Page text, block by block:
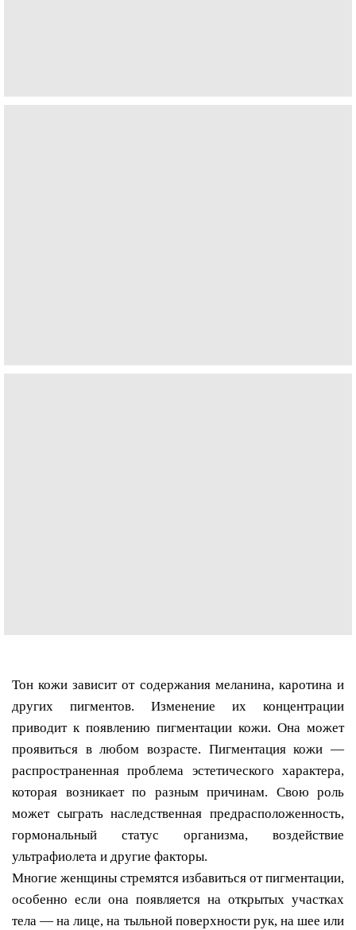
Тон кожи зависит от содержания меланина, каротина и
других пигментов. Изменение их концентрации
приводит к появлению пигментации кожи. Она может
проявиться в любом возрасте. Пигментация кожи —
распространенная проблема эстетического характера,
которая возникает по разным причинам. Свою роль
может сыграть наследственная предрасположенность,
гормональный статус организма, воздействие
ультрафиолета и другие факторы.
Многие женщины стремятся избавиться от пигментации,
особенно если она появляется на открытых участках
тела — на лице, на тыльной поверхности рук, на шее или